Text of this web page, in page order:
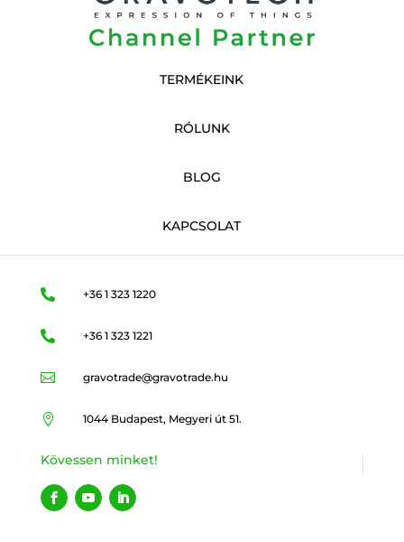
TERMÉKEINK
RÓLUNK
BLOG
KAPCSOLAT
 +36 1 323 1220
 +36 1 323 1221
 gravotrade@gravotrade.hu
 1044 Budapest, Megyeri út 51.
Kövessen minket!